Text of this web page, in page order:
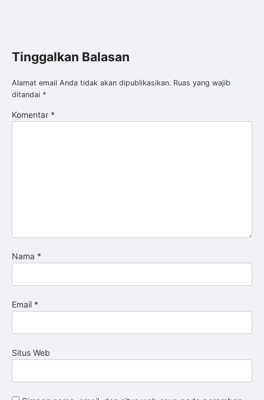
Tinggalkan Balasan
Alamat email Anda tidak akan dipublikasikan. Ruas yang wajib
ditandai *
Komentar *
Nama *
Email *
Situs Web